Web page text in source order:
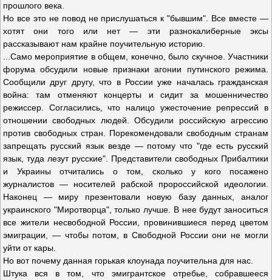
прошлого века.
Но все это не повод не прислушаться к "бывшим". Все вместе —
хотят они того или нет — эти разнокалиберные эксы
рассказывают нам крайне поучительную историю.
...Само мероприятие в общем, конечно, было скучное. Участники
форума обсудили новые признаки агонии путинского режима.
Сообщили друг другу, что в России уже началась гражданская
война: там отменяют концерты и сидит за мошенничество
режиссер. Согласились, что налицо ужесточение репрессий в
отношении свободных людей. Обсудили российскую агрессию
против свободных стран. Порекомендовали свободным странам
запрещать русский язык везде — потому что "где есть русский
язык, туда лезут русские". Представители свободных Прибалтики
и Украины отчитались о том, сколько у кого посажено
журналистов — носителей рабской пророссийской идеологии.
Наконец — миру презентовали новую базу данных, аналог
украинского "Миротворца", только лучше. В нее будут заноситься
все жители несвободной России, провинившиеся перед цветом
эмиграции, — чтобы потом, в Свободной России они не могли
уйти от кары.
Но вот почему данная горькая клоунада поучительна для нас.
Штука вся в том, что эмигрантское отребье, собравшееся